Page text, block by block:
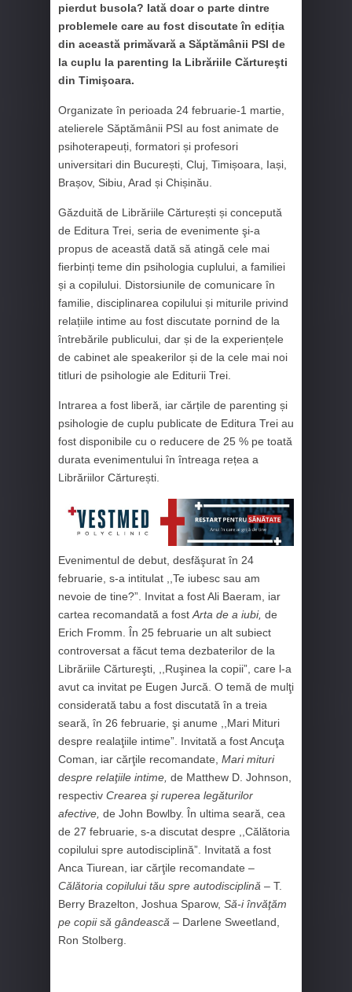
pierdut busola? Iată doar o parte dintre
problemele care au fost discutate în ediția
din această primăvară a Săptămânii PSI de
la cuplu la parenting la Librăriile Cărtureşti
din Timişoara.
Organizate în perioada 24 februarie-1 martie,
atelierele Săptămânii PSI au fost animate de
psihoterapeuți, formatori și profesori
universitari din București, Cluj, Timișoara, Iași,
Brașov, Sibiu, Arad și Chișinău.
Găzduită de Librăriile Cărturești și concepută
de Editura Trei, seria de evenimente şi-a
propus de această dată să atingă cele mai
fierbinți teme din psihologia cuplului, a familiei
și a copilului. Distorsiunile de comunicare în
familie, disciplinarea copilului și miturile privind
relațiile intime au fost discutate pornind de la
întrebările publicului, dar și de la experiențele
de cabinet ale speakerilor și de la cele mai noi
titluri de psihologie ale Editurii Trei.
Intrarea a fost liberă, iar cărțile de parenting și
psihologie de cuplu publicate de Editura Trei au
fost disponibile cu o reducere de 25 % pe toată
durata evenimentului în întreaga rețea a
Librăriilor Cărturești.
Evenimentul de debut, desfăşurat în 24
februarie, s-a intitulat ,,Te iubesc sau am
nevoie de tine?”. Invitat a fost Ali Baeram, iar
cartea recomandată a fost Arta de a iubi, de
Erich Fromm. În 25 februarie un alt subiect
controversat a făcut tema dezbaterilor de la
Librăriile Cărtureşti, ,,Ruşinea la copii”, care l-a
avut ca invitat pe Eugen Jurcă. O temă de mulţi
considerată tabu a fost discutată în a treia
seară, în 26 februarie, şi anume ,,Mari Mituri
despre realaţiile intime”. Invitată a fost Ancuţa
Coman, iar cărţile recomandate, Mari mituri
despre relaţiile intime, de Matthew D. Johnson,
respectiv Crearea şi ruperea legăturilor
afective, de John Bowlby. În ultima seară, cea
de 27 februarie, s-a discutat despre ,,Călătoria
copilului spre autodisciplină”. Invitată a fost
Anca Tiurean, iar cărţile recomandate –
Călătoria copilului tău spre autodisciplină – T.
Berry Brazelton, Joshua Sparow, Să-i învăţăm
pe copii să gândească – Darlene Sweetland,
Ron Stolberg.